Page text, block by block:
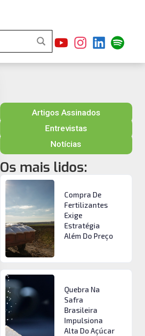
Artigos Assinados
Entrevistas
Notícias
Os mais lidos:
Compra De
Fertilizantes
Exige
Estratégia
Além Do Preço
Quebra Na
Safra
Brasileira
Impulsiona
Alta Do Açúcar